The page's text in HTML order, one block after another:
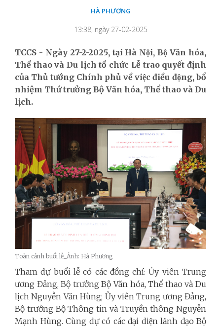
HÀ PHƯƠNG
13:38, ngày 27-02-2025
TCCS - Ngày 27-2-2025, tại Hà Nội, Bộ Văn hóa,
Thể thao và Du lịch tổ chức Lễ trao quyết định
của Thủ tướng Chính phủ về việc điều động, bổ
nhiệm Thứ trưởng Bộ Văn hóa, Thể thao và Du
lịch.
Toàn cảnh buổi lễ_Ảnh: Hà Phương
Tham dự buổi lễ có các đồng chí: Ủy viên Trung
ương Đảng, Bộ trưởng Bộ Văn hóa, Thể thao và Du
lịch Nguyễn Văn Hùng; Ủy viên Trung ương Đảng,
Bộ trưởng Bộ Thông tin và Truyền thông Nguyễn
Mạnh Hùng. Cùng dự có các đại diện lãnh đạo Bộ